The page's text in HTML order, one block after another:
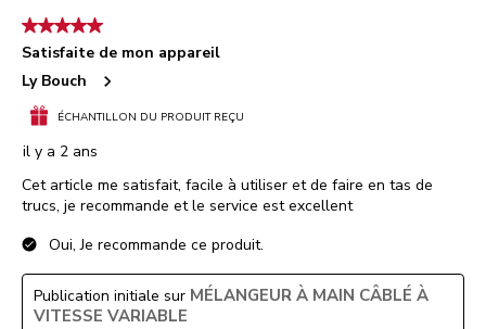
5 étoile(s) sur 5.
Satisfaite de mon appareil
Ly Bouch
ÉCHANTILLON DU PRODUIT REÇU
il y a 2 ans
Cet article me satisfait, facile à utiliser et de faire en tas de
trucs, je recommande et le service est excellent
Oui, Je recommande ce produit.
Publication initiale sur MÉLANGEUR À MAIN CÂBLÉ À
VITESSE VARIABLE